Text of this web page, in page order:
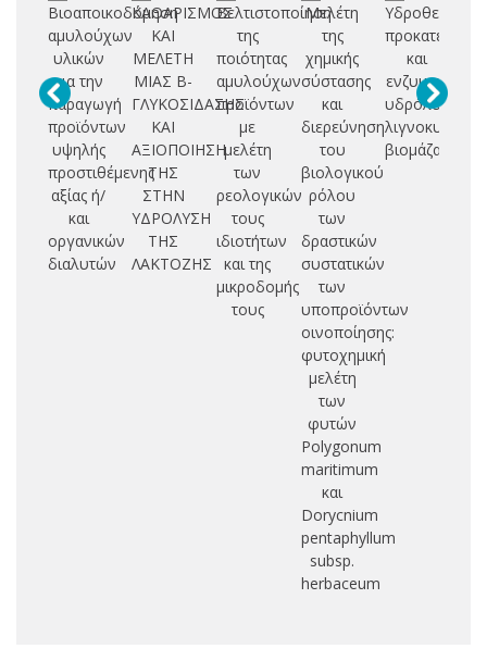
Βιοαποικοδόμηση
αμυλούχων
υλικών
για την
παραγωγή
προϊόντων
υψηλής
προστιθέμενης
αξίας ή/
και
οργανικών
διαλυτών
ΚΑΘΑΡΙΣΜΟΣ
ΚΑΙ
ΜΕΛΕΤΗ
ΜΙΑΣ Β-
ΓΛΥΚΟΣΙΔΑΣΗΣ
ΚΑΙ
ΑΞΙΟΠΟΙΗΣΗ
ΤΗΣ
ΣΤΗΝ
ΥΔΡΟΛΥΣΗ
ΤΗΣ
ΛΑΚΤΟΖΗΣ
Βελτιστοποίηση
της
ποιότητας
αμυλούχων
προϊόντων
με
μελέτη
των
ρεολογικών
τους
ιδιοτήτων
και της
μικροδομής
τους
Μελέτη
της
χημικής
σύστασης
και
διερεύνηση
του
βιολογικού
ρόλου
των
δραστικών
συστατικών
των
υποπροϊόντων
οινοποίησης:
φυτοχημική
μελέτη
των
φυτών
Polygonum
maritimum
και
Dorycnium
pentaphyllum
subsp.
herbaceum
Υδροθερμική
και
ενζυμική
υδρόλυση
βιομάζας